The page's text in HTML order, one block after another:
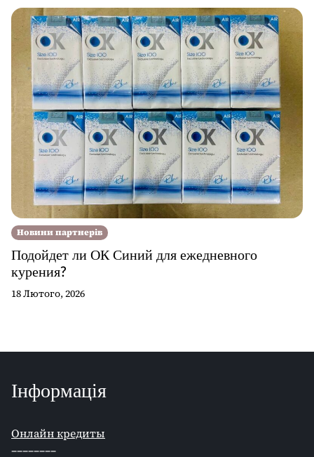
Новини партнерів
Подойдет ли ОК Синий для ежедневного
курения?
18 Лютого, 2026
Інформація
Онлайн кредиты
––––––––